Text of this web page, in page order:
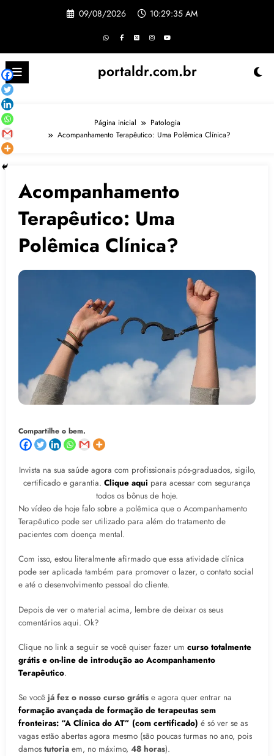
09/08/2026 10:29:36 AM
portaldr.com.br
Página inicial
Patologia
Acompanhamento Terapêutico: Uma Polêmica Clínica?
Acompanhamento
Terapêutico: Uma
Polêmica Clínica?
Compartilhe o bem.
Invista na sua saúde agora com profissionais pós-graduados, sigilo,
certificado e garantia. Clique aqui para acessar com segurança
todos os bônus de hoje.
No vídeo de hoje falo sobre a polêmica que o Acompanhamento
Terapêutico pode ser utilizado para além do tratamento de
pacientes com doença mental.
Com isso, estou literalmente afirmado que essa atividade clínica
pode ser aplicada também para promover o lazer, o contato social
e até o desenvolvimento pessoal do cliente.
Depois de ver o material acima, lembre de deixar os seus
comentários aqui. Ok?
Clique no link a seguir se você quiser fazer um curso totalmente
grátis e on-line de introdução ao Acompanhamento
Terapêutico.
Se você já fez o nosso curso grátis e agora quer entrar na
formação avançada de formação de terapeutas sem
fronteiras: “A Clínica do AT” (com certificado) é só ver se as
vagas estão abertas agora mesmo (são poucas turmas no ano, pois
damos tutoria em, no máximo, 48 horas).